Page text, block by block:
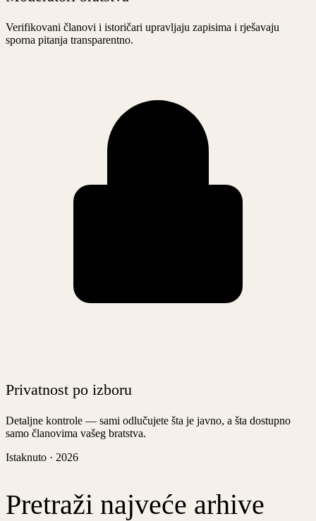
Verifikovani članovi i istoričari upravljaju zapisima i rješavaju
sporna pitanja transparentno.
Privatnost po izboru
Detaljne kontrole — sami odlučujete šta je javno, a šta dostupno
samo članovima vašeg bratstva.
Istaknuto · 2026
Pretraži najveće arhive